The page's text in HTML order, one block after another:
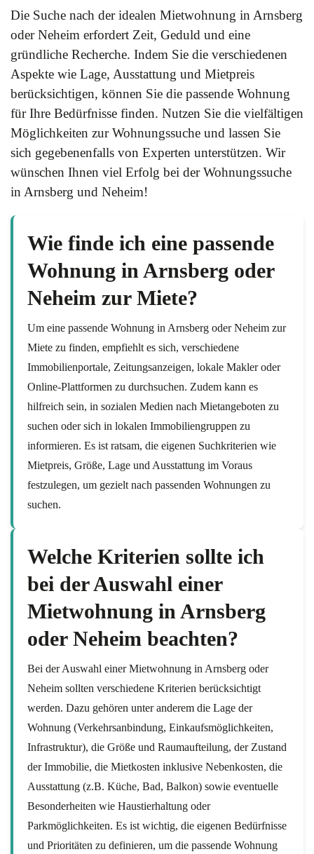
Die Suche nach der idealen Mietwohnung in Arnsberg
oder Neheim erfordert Zeit, Geduld und eine
gründliche Recherche. Indem Sie die verschiedenen
Aspekte wie Lage, Ausstattung und Mietpreis
berücksichtigen, können Sie die passende Wohnung
für Ihre Bedürfnisse finden. Nutzen Sie die vielfältigen
Möglichkeiten zur Wohnungssuche und lassen Sie
sich gegebenenfalls von Experten unterstützen. Wir
wünschen Ihnen viel Erfolg bei der Wohnungssuche
in Arnsberg und Neheim!
Wie finde ich eine passende
Wohnung in Arnsberg oder
Neheim zur Miete?
Um eine passende Wohnung in Arnsberg oder Neheim zur
Miete zu finden, empfiehlt es sich, verschiedene
Immobilienportale, Zeitungsanzeigen, lokale Makler oder
Online-Plattformen zu durchsuchen. Zudem kann es
hilfreich sein, in sozialen Medien nach Mietangeboten zu
suchen oder sich in lokalen Immobiliengruppen zu
informieren. Es ist ratsam, die eigenen Suchkriterien wie
Mietpreis, Größe, Lage und Ausstattung im Voraus
festzulegen, um gezielt nach passenden Wohnungen zu
suchen.
Welche Kriterien sollte ich
bei der Auswahl einer
Mietwohnung in Arnsberg
oder Neheim beachten?
Bei der Auswahl einer Mietwohnung in Arnsberg oder
Neheim sollten verschiedene Kriterien berücksichtigt
werden. Dazu gehören unter anderem die Lage der
Wohnung (Verkehrsanbindung, Einkaufsmöglichkeiten,
Infrastruktur), die Größe und Raumaufteilung, der Zustand
der Immobilie, die Mietkosten inklusive Nebenkosten, die
Ausstattung (z.B. Küche, Bad, Balkon) sowie eventuelle
Besonderheiten wie Haustierhaltung oder
Parkmöglichkeiten. Es ist wichtig, die eigenen Bedürfnisse
und Prioritäten zu definieren, um die passende Wohnung